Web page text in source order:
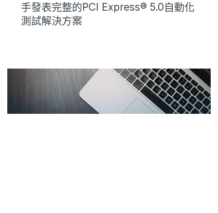
手發表完整的PCI Express® 5.0自動化
測試解決方案